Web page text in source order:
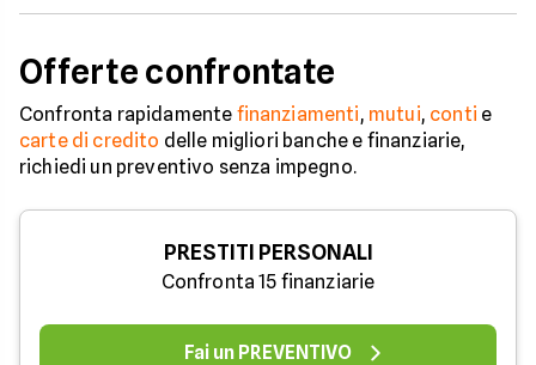
Offerte confrontate
Confronta rapidamente finanziamenti, mutui, conti e
carte di credito delle migliori banche e finanziarie,
richiedi un preventivo senza impegno.
PRESTITI PERSONALI
Confronta 15 finanziarie
Fai un PREVENTIVO